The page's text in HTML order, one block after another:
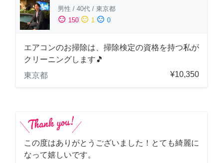
男性 / 40代 / 東京都
sentiment_satisfied 150 sentiment_neutral 1 sentiment_dissatisfied 0
エアコンのお掃除は、掃除検定の資格を持つ私が
クリーニングします🎵
東京都
¥10,350
この度はありがとうございました！とても綺麗に
なって嬉しいです。